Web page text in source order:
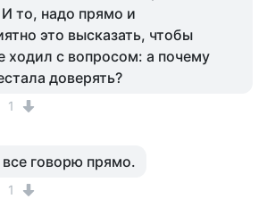
то, надо прямо и
это высказать, чтобы
ходил с вопросом: а почему
доверять?
1
все говорю прямо.
1